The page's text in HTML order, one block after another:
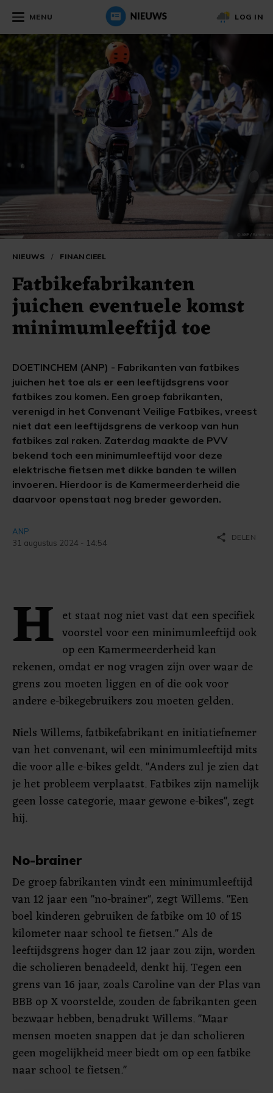
MENU LOG IN
NIEUWS / FINANCIEEL
Fatbikefabrikanten
juichen eventuele komst
minimumleeftijd toe
DOETINCHEM (ANP) - Fabrikanten van fatbikes
juichen het toe als er een leeftijdsgrens voor
fatbikes zou komen. Een groep fabrikanten,
verenigd in het Convenant Veilige Fatbikes, vreest
niet dat een leeftijdsgrens de verkoop van hun
fatbikes zal raken. Zaterdag maakte de PVV
bekend toch een minimumleeftijd voor deze
elektrische fietsen met dikke banden te willen
invoeren. Hierdoor is de Kamermeerderheid die
daarvoor openstaat nog breder geworden.
ANP
31 augustus 2024 - 14:54
share DELEN
H et staat nog niet vast dat een specifiek
voorstel voor een minimumleeftijd ook
op een Kamermeerderheid kan
rekenen, omdat er nog vragen zijn over waar de
grens zou moeten liggen en of die ook voor
andere e-bikegebruikers zou moeten gelden.
Niels Willems, fatbikefabrikant en initiatiefnemer
van het convenant, wil een minimumleeftijd mits
die voor alle e-bikes geldt. "Anders zul je zien dat
je het probleem verplaatst. Fatbikes zijn namelijk
geen losse categorie, maar gewone e-bikes", zegt
hij.
No-brainer
De groep fabrikanten vindt een minimumleeftijd
van 12 jaar een "no-brainer", zegt Willems. "Een
boel kinderen gebruiken de fatbike om 10 of 15
kilometer naar school te fietsen." Als de
leeftijdsgrens hoger dan 12 jaar zou zijn, worden
die scholieren benadeeld, denkt hij. Tegen een
grens van 16 jaar, zoals Caroline van der Plas van
BBB op X voorstelde, zouden de fabrikanten geen
bezwaar hebben, benadrukt Willems. "Maar
mensen moeten snappen dat je dan scholieren
geen mogelijkheid meer biedt om op een fatbike
naar school te fietsen."